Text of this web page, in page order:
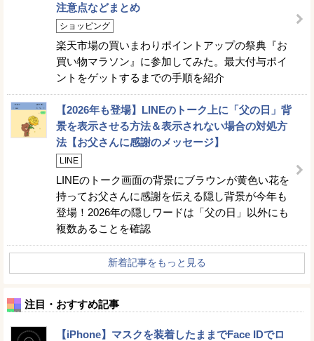
注意点などまとめ
ショッピング
楽天市場の買いまわりポイントアップの祭典『お
買い物マラソン』に参加してみた。最大付与ポイ
ントをゲットするまでの手順を紹介
【2026年も登場】LINEのトーク上に「父の日」背
景を表示させる方法＆表示されない場合の対処方
法【お父さんに感謝のメッセージ】
LINE
LINEのトーク画面の背景にブラウンが黄色い花を
持ってお父さんに感謝を伝える隠し背景が今年も
登場！2026年の隠しワードは「父の日」以外にも
複数あることを確認
新着記事をもっと見る
注目・おすすめ記事
【iPhone】マスクを装着したままでFace IDでロ